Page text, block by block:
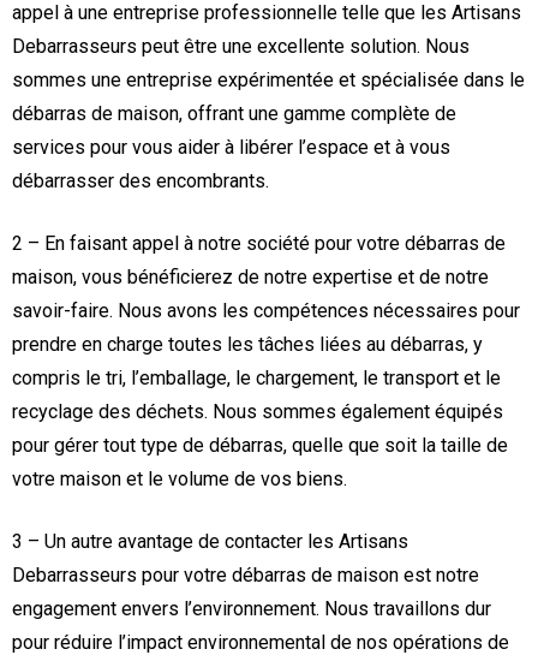
appel à une entreprise professionnelle telle que les Artisans
Debarrasseurs peut être une excellente solution. Nous
sommes une entreprise expérimentée et spécialisée dans le
débarras de maison, offrant une gamme complète de
services pour vous aider à libérer l’espace et à vous
débarrasser des encombrants.
2 – En faisant appel à notre société pour votre débarras de
maison, vous bénéficierez de notre expertise et de notre
savoir-faire. Nous avons les compétences nécessaires pour
prendre en charge toutes les tâches liées au débarras, y
compris le tri, l’emballage, le chargement, le transport et le
recyclage des déchets. Nous sommes également équipés
pour gérer tout type de débarras, quelle que soit la taille de
votre maison et le volume de vos biens.
3 – Un autre avantage de contacter les Artisans
Debarrasseurs pour votre débarras de maison est notre
engagement envers l’environnement. Nous travaillons dur
pour réduire l’impact environnemental de nos opérations de